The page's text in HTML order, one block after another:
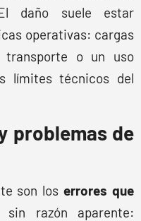
daño suele estar
operativas: cargas
transporte o un uso
límites técnicos del
problemas de
son loserrores que
sin razón aparente: